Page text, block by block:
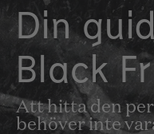
Din
Black
Att hitta den
behöver inte